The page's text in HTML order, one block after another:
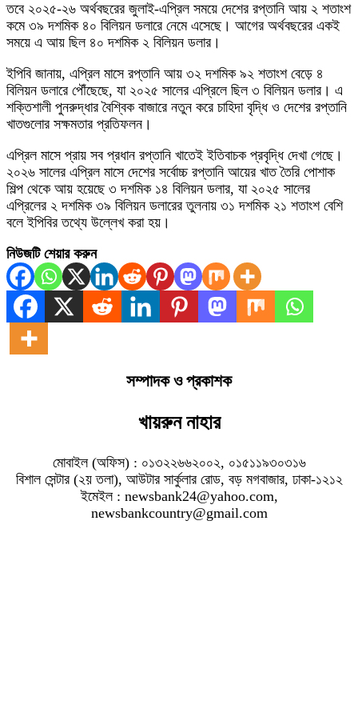
তবে ২০২৫-২৬ অর্থবছরের জুলাই-এপ্রিল সময়ে দেশের রপ্তানি আয় ২ শতাংশ
কমে ৩৯ দশমিক ৪০ বিলিয়ন ডলারে নেমে এসেছে। আগের অর্থবছরের একই
সময়ে এ আয় ছিল ৪০ দশমিক ২ বিলিয়ন ডলার।
ইপিবি জানায়, এপ্রিল মাসে রপ্তানি আয় ৩২ দশমিক ৯২ শতাংশ বেড়ে ৪
বিলিয়ন ডলারে পৌঁছেছে, যা ২০২৫ সালের এপ্রিলে ছিল ৩ বিলিয়ন ডলার। এ
শক্তিশালী পুনরুদ্ধার বৈশ্বিক বাজারে নতুন করে চাহিদা বৃদ্ধি ও দেশের রপ্তানি
খাতগুলোর সক্ষমতার প্রতিফলন।
এপ্রিল মাসে প্রায় সব প্রধান রপ্তানি খাতেই ইতিবাচক প্রবৃদ্ধি দেখা গেছে।
২০২৬ সালের এপ্রিল মাসে দেশের সর্বোচ্চ রপ্তানি আয়ের খাত তৈরি পোশাক
শিল্প থেকে আয় হয়েছে ৩ দশমিক ১৪ বিলিয়ন ডলার, যা ২০২৫ সালের
এপ্রিলের ২ দশমিক ৩৯ বিলিয়ন ডলারের তুলনায় ৩১ দশমিক ২১ শতাংশ বেশি
বলে ইপিবির তথ্যে উল্লেখ করা হয়।
নিউজটি শেয়ার করুন
সম্পাদক ও প্রকাশক
খায়রুন নাহার
মোবাইল (অফিস) : ০১৩২২৬৬২০০২, ০১৫১১৯৩০৩১৬
বিশাল সেন্টার (২য় তলা), আউটার সার্কুলার রোড, বড় মগবাজার, ঢাকা-১২১২
ইমেইল : newsbank24@yahoo.com,
newsbankcountry@gmail.com